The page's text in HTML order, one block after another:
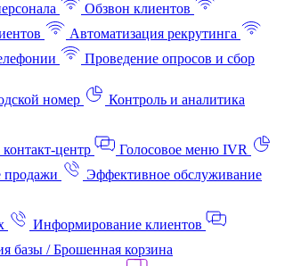
Обзвон клиентов
Автоматизация рекрутинга
Проведение опросов и сбор
номер
Контроль и аналитика
Голосовое меню IVR
Эффективное обслуживание
Информирование клиентов
базы / Брошенная корзина